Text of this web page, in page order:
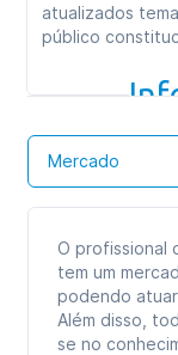
Tipo de curso:
Formato das
atualizados
público
Mercado
O profissional
tem um
podendo
Além disso,
se no